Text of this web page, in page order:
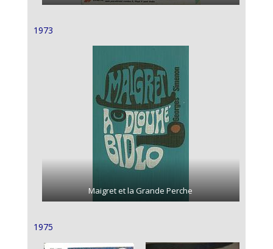
1973
Maigret et la Grande Perche
1975